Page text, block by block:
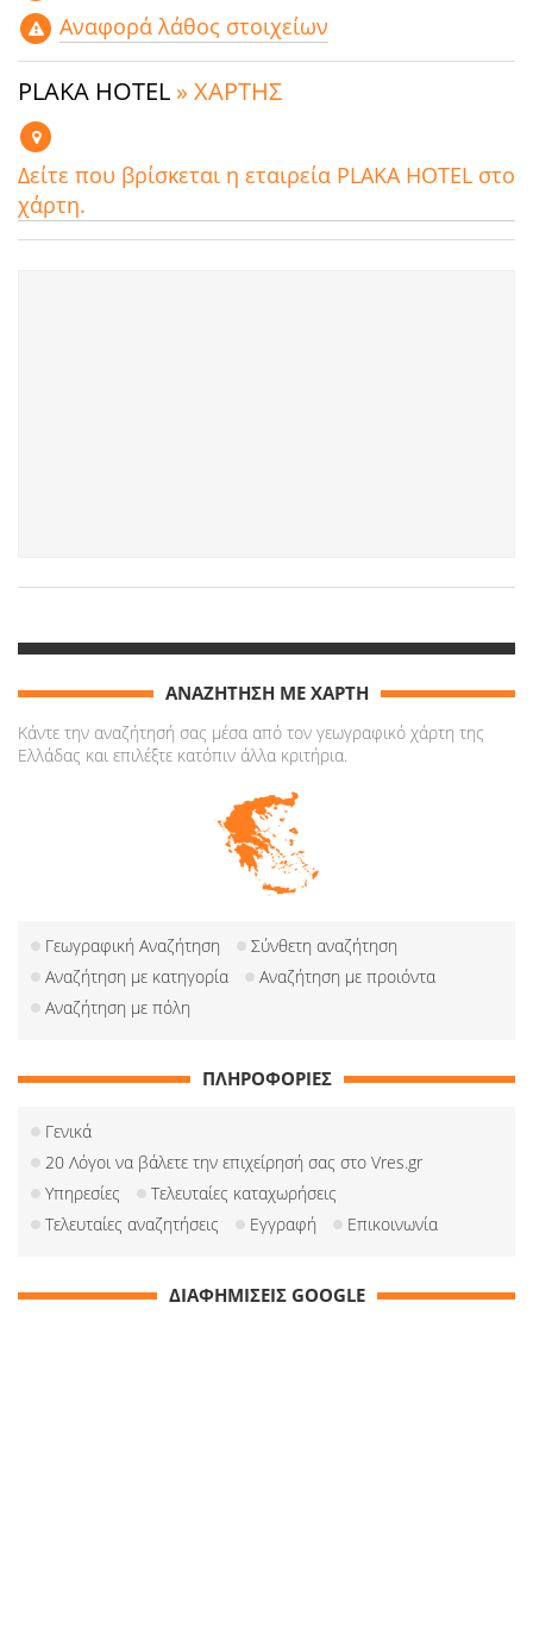
Αναφορά λάθος στοιχείων
PLAKA HOTEL » ΧΑΡΤΗΣ
Δείτε που βρίσκεται η εταιρεία PLAKA HOTEL στο
χάρτη.
ΑΝΑΖΗΤΗΣΗ ΜΕ ΧΑΡΤΗ
Κάντε την αναζήτησή σας μέσα από τον γεωγραφικό χάρτη της
Ελλάδας και επιλέξτε κατόπιν άλλα κριτήρια.
Γεωγραφική Αναζήτηση
Σύνθετη αναζήτηση
Αναζήτηση με κατηγορία
Αναζήτηση με προιόντα
Αναζήτηση με πόλη
ΠΛΗΡΟΦΟΡΙΕΣ
Γενικά
20 Λόγοι να βάλετε την επιχείρησή σας στο Vres.gr
Υπηρεσίες
Τελευταίες καταχωρήσεις
Τελευταίες αναζητήσεις
Εγγραφή Επικοινωνία
ΔΙΑΦΗΜΙΣΕΙΣ GOOGLE